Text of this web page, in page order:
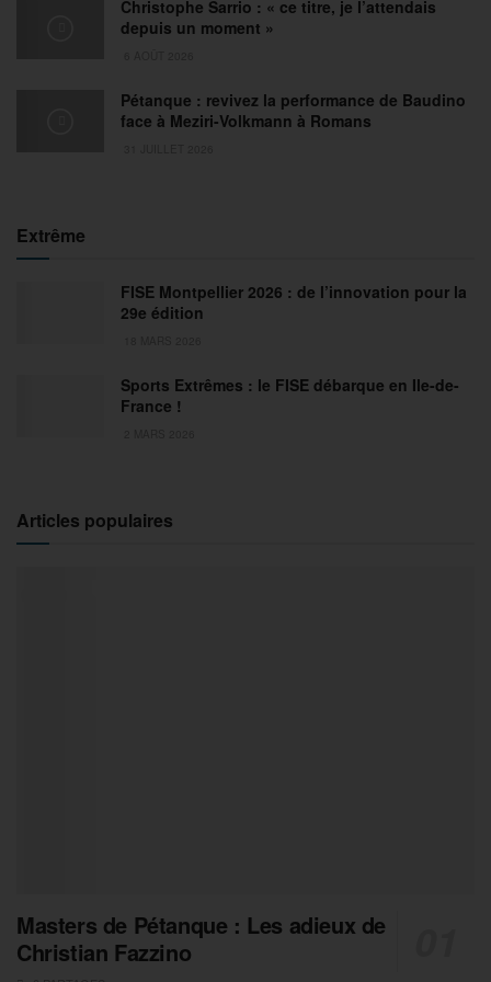
Christophe Sarrio : « ce titre, je l’attendais
depuis un moment »
Pétanque : revivez la performance de Baudino
face à Meziri-Volkmann à Romans
Extrême
FISE Montpellier 2026 : de l’innovation pour la
29e édition
Sports Extrêmes : le FISE débarque en Ile-de-
France !
Articles populaires
Masters de Pétanque : Les adieux de
Christian Fazzino